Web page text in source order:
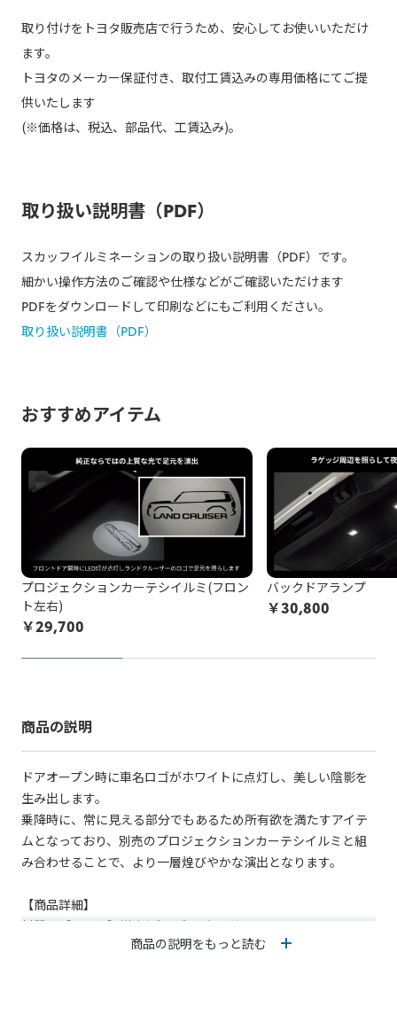
取り付けをトヨタ販売店で行うため、安心してお使いいただけ
ます。
トヨタのメーカー保証付き、取付工賃込みの専用価格にてご提
供いたします
(※価格は、税込、部品代、工賃込み)。
取り扱い説明書（PDF）
スカッフイルミネーションの取り扱い説明書（PDF）です。
細かい操作方法のご確認や仕様などがご確認いただけます
PDFをダウンロードして印刷などにもご利用ください。
取り扱い説明書（PDF）
おすすめアイテム
プロジェクションカーテシイルミ(フロン
ト左右)
￥29,700
バックドアランプ
￥30,800
商品の説明
ドアオープン時に車名ロゴがホワイトに点灯し、美しい陰影を
生み出します。
乗降時に、常に見える部分でもあるため所有欲を満たすアイテ
ムとなっており、別売のプロジェクションカーテシイルミと組
み合わせることで、より一層煌びやかな演出となります。
【商品詳細】
材質：【ベース】樹脂(ポリプロピレン)
【発光面】アクリル商品の説明をもっと読む